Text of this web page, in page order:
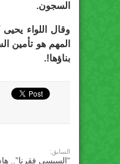
السجون.
وقال اللواء
المهم هو تأمين
بناؤها!.
السابق:
“السيسي فقرنا”..